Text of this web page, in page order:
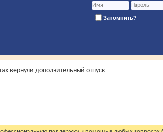
Запомнить?
вернули дополнительный отпуск